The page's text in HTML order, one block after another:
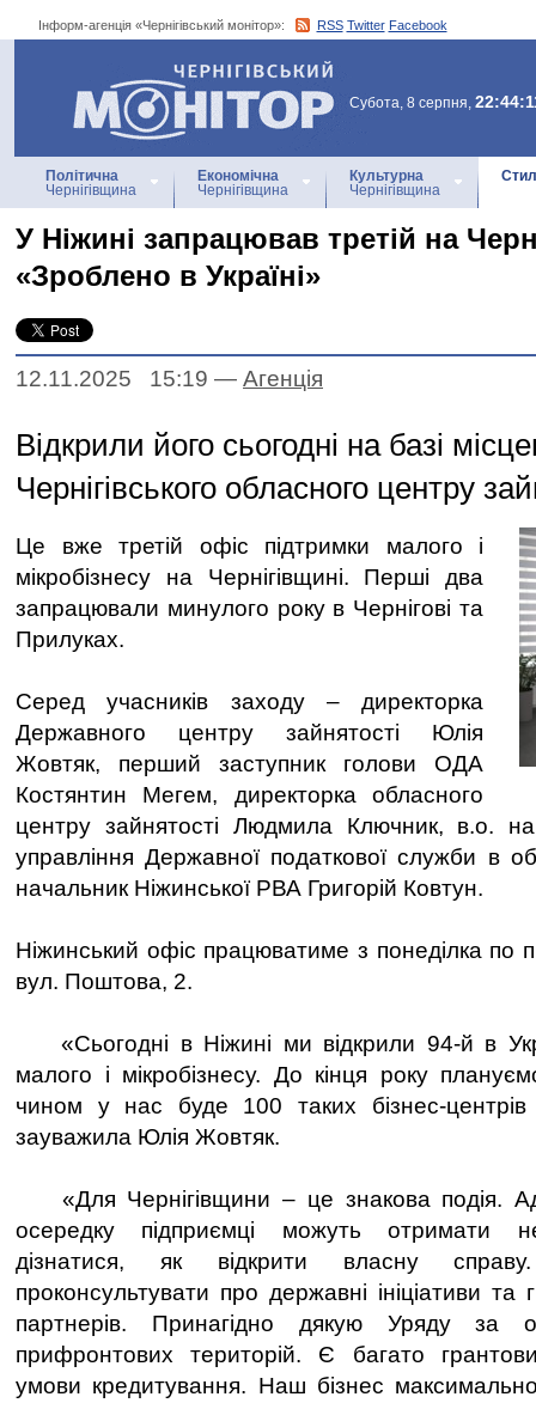
Інформ-агенція «Чернігівський монітор»: RSS Twitter Facebook
Інформ-агенція
«Чернігівський монітор»
Субота, 8 серпня,
Політична
Чернігівщина
Економічна
Чернігівщина
Культурна
Чернігівщина
У Ніжині запрацював третій на
«Зроблено в Україні»
12.11.2025 15:19 — Агенцiя
Відкрили його сьогодні на базі
Чернігівського обласного центру
Це вже третій офіс підтримки малого і
мікробізнесу на Чернігівщині. Перші два
запрацювали минулого року в Чернігові та
Прилуках.
Серед учасників заходу – директорка
Державного центру зайнятості Юлія
Жовтяк, перший заступник голови ОДА
Костянтин Мегем, директорка обласного
центру зайнятості Людмила Ключник, в.о.
управління Державної податкової служби в
начальник Ніжинської РВА Григорій Ковтун.
Ніжинський офіс працюватиме з понеділка по
вул. Поштова, 2.
«Сьогодні в Ніжині ми відкрили 94-й в
малого і мікробізнесу. До кінця року
чином у нас буде 100 таких бізнес-центрів
зауважила Юлія Жовтяк.
«Для Чернігівщини – це знакова подія.
осередку підприємці можуть отримати
дізнатися, як відкрити власну
проконсультувати про державні ініціативи та
партнерів. Принагідно дякую Уряду за
прифронтових територій. Є багато
умови кредитування. Наш бізнес